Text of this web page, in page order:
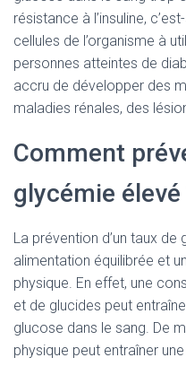
résistance à l’insuline,
cellules de l’organisme à
personnes atteintes de
accru de développer des
maladies rénales, des
Comment
glycémie élevé
La prévention d’un taux
alimentation équilibrée et
physique. En effet, une
et de glucides peut
glucose dans le sang. De
physique peut entraîner